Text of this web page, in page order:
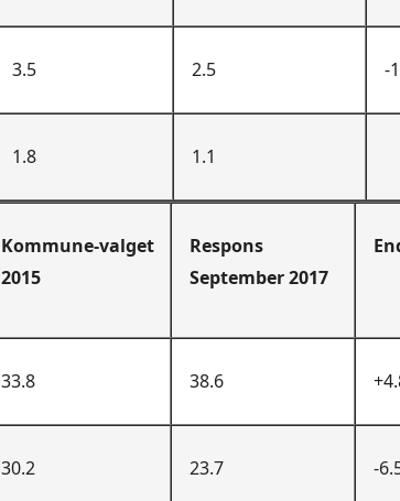
3.5 2.5 -1
1.8 1.1
Kommune-valget
2015
Respons
September 2017
33.8 38.6
30.2 23.7 -